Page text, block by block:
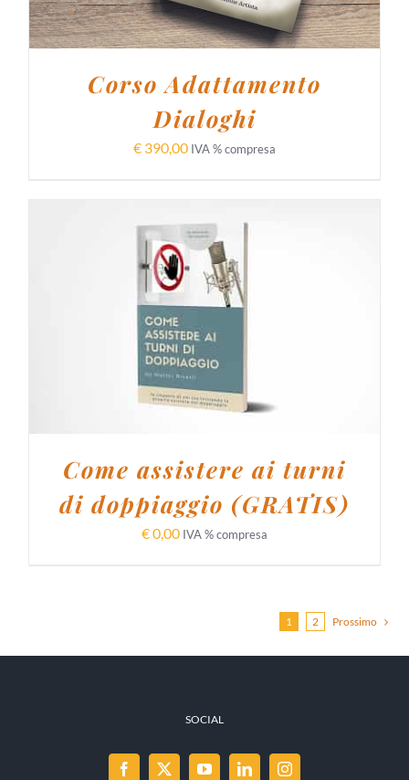
Corso Adattamento
Dialoghi
€ 390,00 IVA % compresa
AGGIUNGI AL CARRELLO
Come assistere ai turni
di doppiaggio (GRATIS)
€0,00 IVA % compresa
1 2 Prossimo
SOCIAL